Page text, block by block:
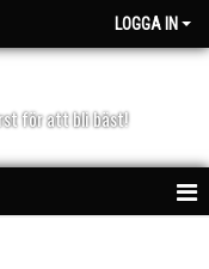
LOGGA IN
för att bli bäst!